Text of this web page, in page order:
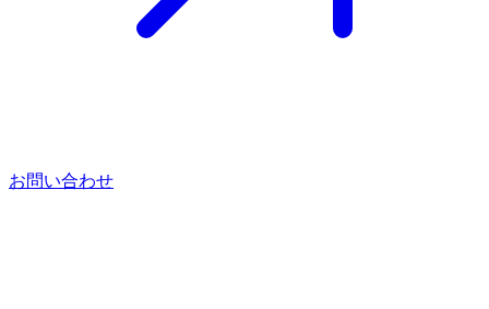
お問い合わせ